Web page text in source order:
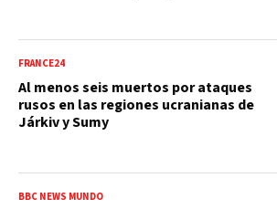
FRANCE24
Al menos seis muertos por ataques
rusos en las regiones ucranianas de
Járkiv y Sumy
BBC NEWS MUNDO